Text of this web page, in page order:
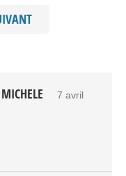
7 avril